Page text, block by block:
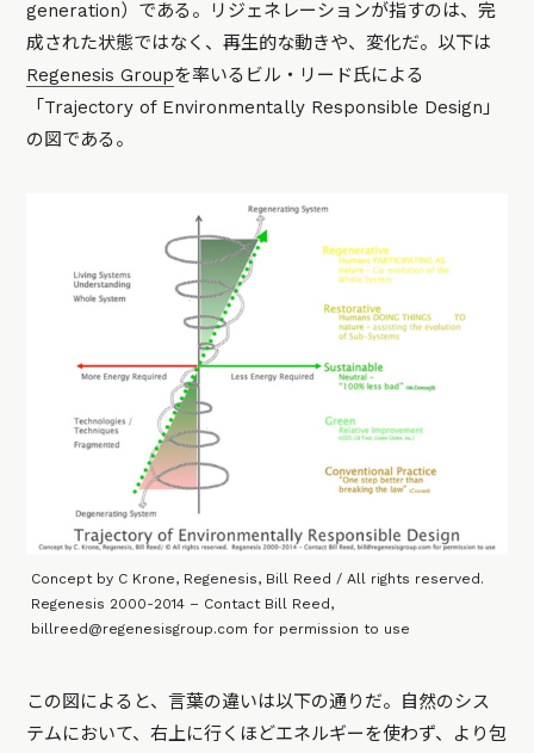
generation）である。 リジェネレーションが指すのは、完
成された状態ではなく、再生的な動きや、変化だ。以下は
Regenesis Groupを率いるビル・リード氏による
「Trajectory of Environmentally Responsible Design」
の図である。
Concept by C Krone, Regenesis, Bill Reed / All rights reserved.
Regenesis 2000-2014 – Contact Bill Reed,
billreed@regenesisgroup.com for permission to use
この図によると、言葉の違いは以下の通りだ。自然のシス
テムにおいて、右上に行くほどエネルギーを使わず、より包